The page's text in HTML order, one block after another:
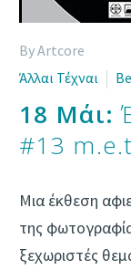
By Artcore
Άλλαι Τέχναι
18 Μάι:
#13
Μια έκθεση
της
ξεχωριστές